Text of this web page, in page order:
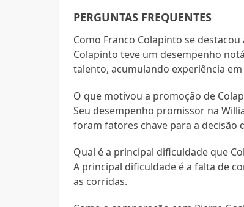
PERGUNTAS FREQUENTES
Como Franco Colapinto se
Colapinto teve um desempenho
talento, acumulando experiência
O que motivou a promoção de
Seu desempenho promissor na
foram fatores chave para a decisão
Qual é a principal dificuldade que
A principal dificuldade é a falta de
as corridas.